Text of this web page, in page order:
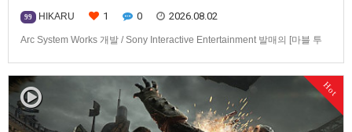
99 HIKARU 1 0 2026.08.02
Arc System Works 개발 / Sony Interactive Entertainment 발매의 [마블 투
로 예정.
Hot